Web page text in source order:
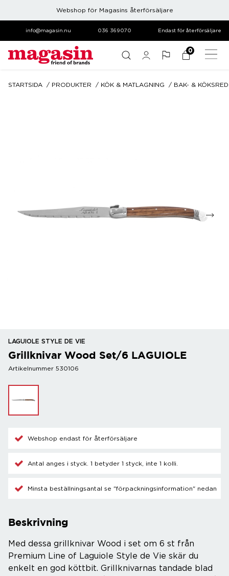
Webshop för Magasins återförsäljare
info@magasin.nu 036 369070 Endast för återförsäljare
0
STARTSIDA PRODUKTER KÖK & MATLAGNING BAK- &
LAGUIOLE STYLE DE VIE
Grillknivar Wood Set/6 LAGUIOLE
Artikelnummer 530106
Webshop endast för återförsäljare
Antal anges i styck. 1 betyder 1 styck, inte 1 kolli.
Minsta beställningsantal se "förpackningsinformation" nedan
Beskrivning
Med dessa grillknivar Wood i set om 6 st från
Premium Line of Laguiole Style de Vie skär du
enkelt en god köttbit. Grillknivarnas tandade blad